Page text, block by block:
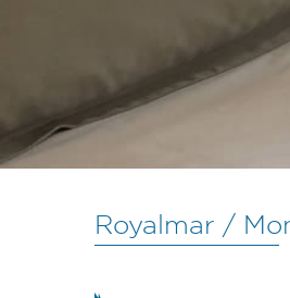
Royalmar /